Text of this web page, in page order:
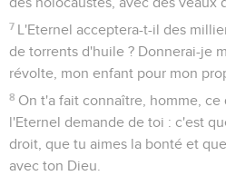
Espérance et prière du
Ne te réjouis pas à mon sujet,
l'Eternel sera ma lumière.
Je supporterai la colère de
contre lui, jusqu'à ce qu'il défende